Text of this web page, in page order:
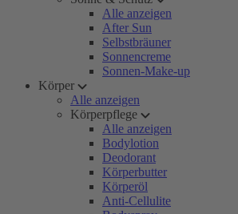
Alle anzeigen
After Sun
Selbstbräuner
Sonnencreme
Sonnen-Make-up
Körper
Alle anzeigen
Körperpflege
Alle anzeigen
Bodylotion
Deodorant
Körperbutter
Körperöl
Anti-Cellulite